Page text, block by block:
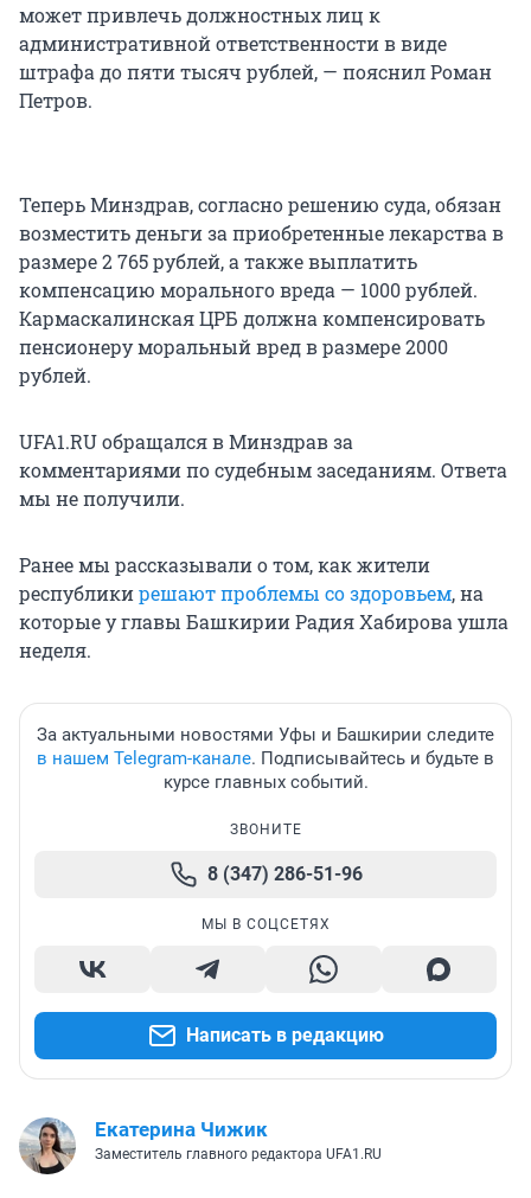
может привлечь должностных лиц к
административной ответственности в виде
штрафа до пяти тысяч рублей, — пояснил Роман
Петров.
Теперь Минздрав, согласно решению суда, обязан
возместить деньги за приобретенные лекарства в
размере 2 765 рублей, а также выплатить
компенсацию морального вреда — 1000 рублей.
Кармаскалинская ЦРБ должна компенсировать
пенсионеру моральный вред в размере 2000
рублей.
UFA1.RU обращался в Минздрав за
комментариями по судебным заседаниям. Ответа
мы не получили.
Ранее мы рассказывали о том, как жители
республикирешают проблемы со здоровьем, на
которые у главы Башкирии Радия Хабирова ушла
неделя.
За актуальными новостями Уфы и Башкирии следите
в нашем Telegram-канале. Подписывайтесь и будьте в
курсе главных событий.
ЗВОНИТЕ
8 (347) 286-51-96
МЫ В СОЦСЕТЯХ
Написать в редакцию
Екатерина Чижик
Заместитель главного редактора UFA1.RU